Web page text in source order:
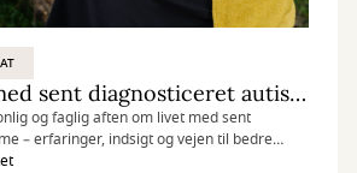
Tema: Livet med sent diagnosticeret autisme
og faglig aften om livet med sent
– erfaringer, indsigt og vejen til bedre